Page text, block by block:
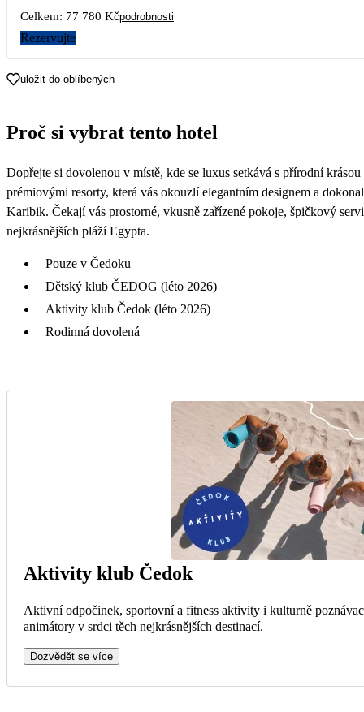
38 590
36 090
Celkem: 77 780 Kčpodrobnosti
Rezervujte
uložit do oblíbených
Proč si vybrat tento hotel
Dopřejte si dovolenou v místě, kde se luxus setkává s přírodní
prémiovými resorty, která vás okouzlí elegantním designem a
Karibik. Čekají vás prostorné, vkusně zařízené pokoje, špičkový
nejkrásnějších pláží Egypta.
Pouze v Čedoku
Dětský klub ČEDOG (léto 2026)
Aktivity klub Čedok (léto 2026)
Rodinná dovolená
Aktivity klub Čedok
Aktivní odpočinek, sportovní a fitness aktivity i kulturně
animátory v srdci těch nejkrásnějších destinací.
Dozvědět se více